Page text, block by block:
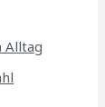
Alltag